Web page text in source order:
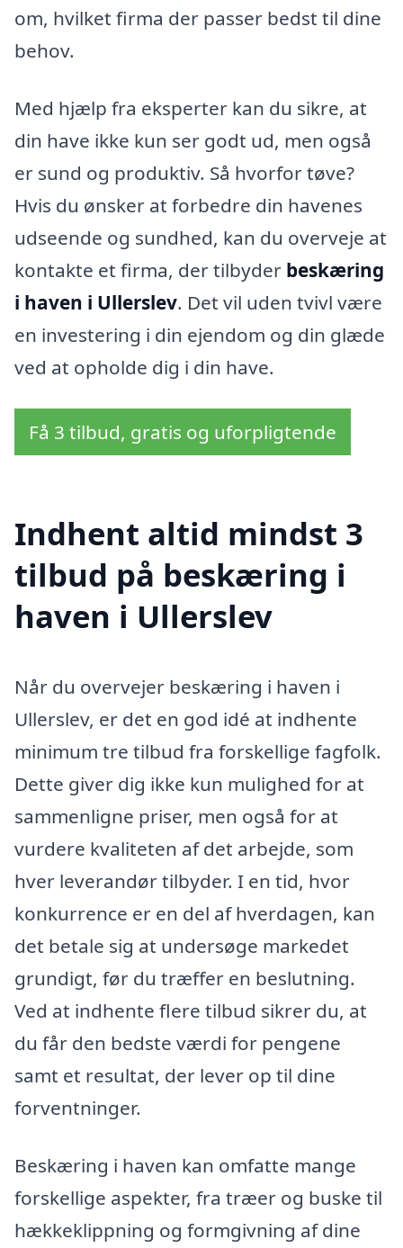
om, hvilket firma der passer bedst til dine
behov.
Med hjælp fra eksperter kan du sikre, at
din have ikke kun ser godt ud, men også
er sund og produktiv. Så hvorfor tøve?
Hvis du ønsker at forbedre din havenes
udseende og sundhed, kan du overveje at
kontakte et firma, der tilbyder beskæring
i haven i Ullerslev. Det vil uden tvivl være
en investering i din ejendom og din glæde
ved at opholde dig i din have.
Få 3 tilbud, gratis og uforpligtende
Indhent altid mindst 3
tilbud på beskæring i
haven i Ullerslev
Når du overvejer beskæring i haven i
Ullerslev, er det en god idé at indhente
minimum tre tilbud fra forskellige fagfolk.
Dette giver dig ikke kun mulighed for at
sammenligne priser, men også for at
vurdere kvaliteten af det arbejde, som
hver leverandør tilbyder. I en tid, hvor
konkurrence er en del af hverdagen, kan
det betale sig at undersøge markedet
grundigt, før du træffer en beslutning.
Ved at indhente flere tilbud sikrer du, at
du får den bedste værdi for pengene
samt et resultat, der lever op til dine
forventninger.
Beskæring i haven kan omfatte mange
forskellige aspekter, fra træer og buske til
hækkeklippning og formgivning af dine